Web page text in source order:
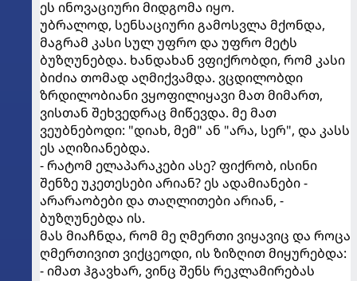
ეს ინოვაციური მიდგომა იყო.
უბრალოდ, სენსაციური გამოსვლა მქონდა,
მაგრამ კასი სულ უფრო და უფრო მეტს
ბუზღუნებდა. ხანდახან ვფიქრობდი, რომ კასი
ბიძია თომად აღმიქვამდა. ვცდილობდი
ზრდილობიანი ვყოფილიყავი მათ მიმართ,
ვისთან შეხვედრაც მიწევდა. მე მათ
ვეუბნებოდი: "დიახ, მემ" ან "არა, სერ", და კასს
ეს აღიზიანებდა.
- რატომ ელაპარაკები ასე? ფიქრობ, ისინი
შენზე უკეთესები არიან? ეს ადამიანები -
არარაობები და თაღლითები არიან, -
ბუზღუნებდა ის.
მას მიაჩნდა, რომ მე ღმერთი ვიყავიც და როცა
ღმერთივით ვიქცეოდი, ის ზიზღით მიყურებდა:
- იმათ ჰგავხარ, ვინც შენს რეკლამირებას